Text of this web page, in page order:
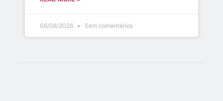
06/08/2026 Sem comentários